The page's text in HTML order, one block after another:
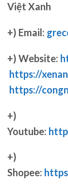
Việt Xanh
+) Email:
+) Website:
https://
https://
+)
Youtube:
+)
Shopee: